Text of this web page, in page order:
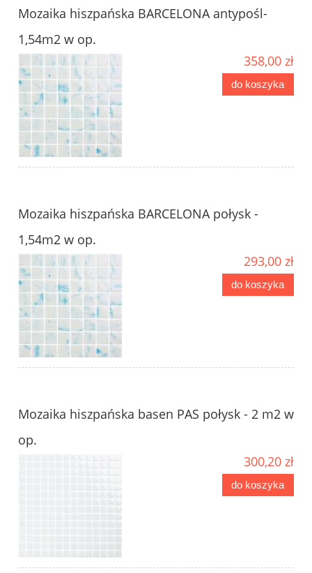
Mozaika hiszpańska BARCELONA antypośl-
1,54m2 w op.
358,00 zł
do koszyka
Mozaika hiszpańska BARCELONA połysk -
1,54m2 w op.
293,00 zł
do koszyka
Mozaika hiszpańska basen PAS połysk - 2 m2 w
op.
300,20 zł
do koszyka